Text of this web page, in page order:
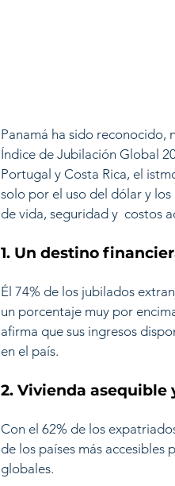
Panamá ha sido reconocido,
Índice de Jubilación Global
Portugal y Costa Rica, el
solo por el uso del dólar y
de vida, seguridad y  costos
1. Un destino
Él 74% de los jubilados
un porcentaje muy por
afirma que sus ingresos
en el país.
2. Vivienda asequible
Con el 62% de los
de los países más
globales.